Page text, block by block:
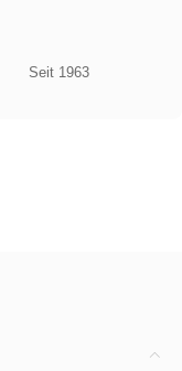
Seit 1963